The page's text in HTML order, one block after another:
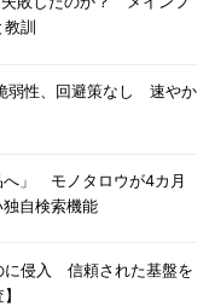
訓
弱性、回避策なし 速やか
へ」 モノタロウが4カ月
自検索機能
に侵入 信頼された基盤を